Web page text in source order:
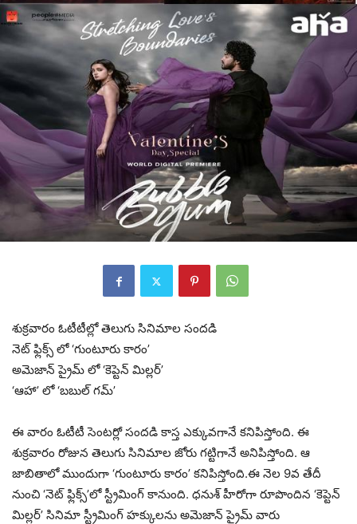
శుక్రవారం ఓటీటీల్లో తెలుగు సినిమాల సందడి
నెట్ ఫ్లిక్స్ లో ‘గుంటూరు కారం’
అమెజాన్ ప్రైమ్ లో ‘కెప్టెన్ మిల్లర్’
‘ఆహా’ లో ‘బబుల్ గమ్’
ఈ వారం ఓటీటీ సెంటర్లో సందడి కాస్త ఎక్కువగానే కనిపిస్తోంది. ఈ
శుక్రవారం రోజున తెలుగు సినిమాల జోరు గట్టిగానే అనిపిస్తోంది. ఆ
జాబితాలో ముందుగా ‘గుంటూరు కారం’ కనిపిస్తోంది.ఈ నెల 9వ తేదీ
నుంచి ‘నెట్ ఫ్లిక్స్’లో స్ట్రీమింగ్ కానుంది. ధనుశ్ హీరోగా రూపొందిన ‘కెప్టెన్
మిల్లర్’ సినిమా స్ట్రీమింగ్ హక్కులను అమెజాన్ ప్రైమ్ వారు